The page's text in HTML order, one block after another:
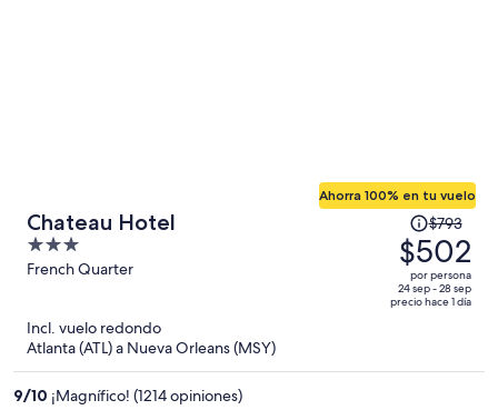
Chateau Hotel
3
out
French Quarter
Ahorra 100% en tu vuelo
El
precio
era
de
$793
$793
$502
por persona
24 sep - 28 sep
precio hace 1 día
Incl. vuelo redondo
Atlanta (ATL) a Nueva Orleans (MSY)
9/10 ¡Magnífico! (1214 opiniones)